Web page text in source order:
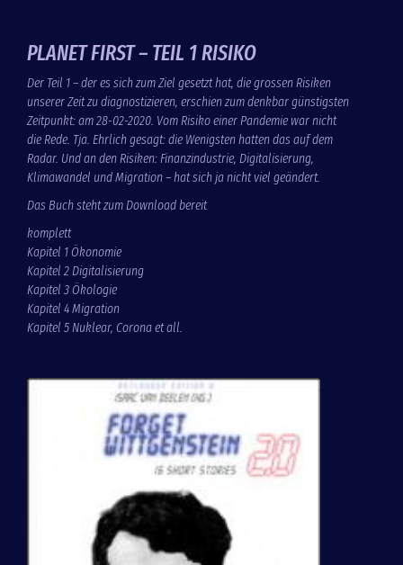
PLANET FIRST – TEIL 1 RISIKO
Der Teil 1 – der es sich zum Ziel gesetzt hat, die grossen Risiken
unserer Zeit zu diagnostizieren, erschien zum denkbar günstigsten
Zeitpunkt: am 28-02-2020. Vom Risiko einer Pandemie war nicht
die Rede. Tja. Ehrlich gesagt: die Wenigsten hatten das auf dem
Radar. Und an den Risiken: Finanzindustrie, Digitalisierung,
Klimawandel und Migration – hat sich ja nicht viel geändert.
Das Buch steht zum Download bereit
komplett
Kapitel 1 Ökonomie
Kapitel 2 Digitalisierung
Kapitel 3 Ökologie
Kapitel 4 Migration
Kapitel 5 Nuklear, Corona et all.